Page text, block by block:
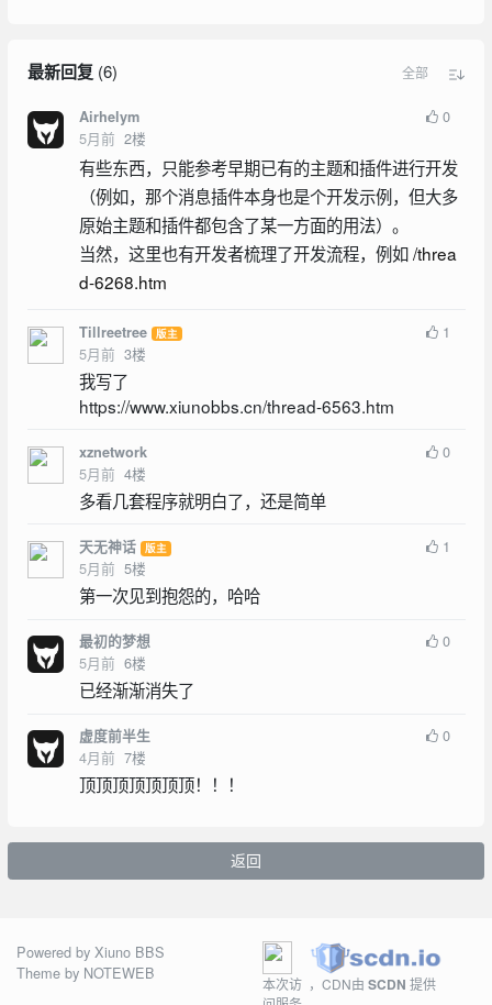
最新回复(6) 全部
Airhelym
5月前 2楼
0
有些东西，只能参考早期已有的主题和插件进行开发
（例如，那个消息插件本身也是个开发示例，但大多
原始主题和插件都包含了某一方面的用法）。
当然，这里也有开发者梳理了开发流程，例如/threa
d-6268.htm
Tillreetree 版主
5月前 3楼
1
我写了
https://www.xiunobbs.cn/thread-6563.htm
xznetwork
5月前 4楼
0
多看几套程序就明白了，还是简单
天无神话 版主
5月前 5楼
1
第一次见到抱怨的，哈哈
最初的梦想
5月前 6楼
0
已经渐渐消失了
虚度前半生
4月前 7楼
0
顶顶顶顶顶顶顶！！！
返回
Powered by Xiuno BBS
Theme by NOTEWEB
本次访 ，CDN由SCDN 提供